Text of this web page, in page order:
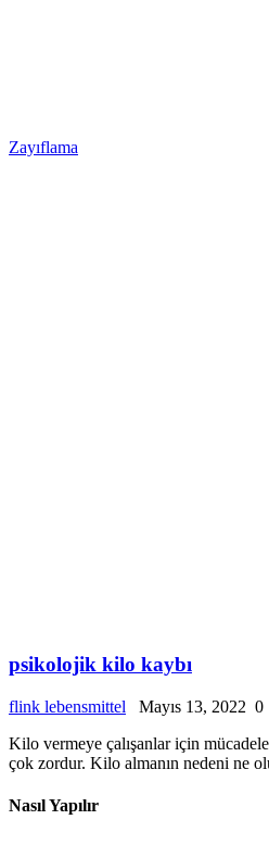
Zayıflama
psikolojik kilo kaybı
flink lebensmittel Mayıs 13, 2022 0
Kilo vermeye çalışanlar için
çok zordur. Kilo almanın nedeni ne
Nasıl Yapılır